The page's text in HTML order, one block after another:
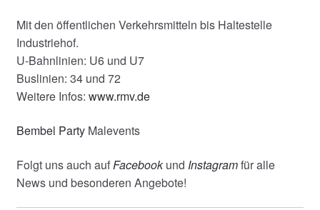
Mit den öffentlichen Verkehrsmitteln bis Haltestelle
Industriehof.
U-Bahnlinien: U6 und U7
Buslinien: 34 und 72
Weitere Infos: www.rmv.de
Bembel PartyMalevents
Folgt uns auch auf Facebookund Instagramfür alle
News und besonderen Angebote!